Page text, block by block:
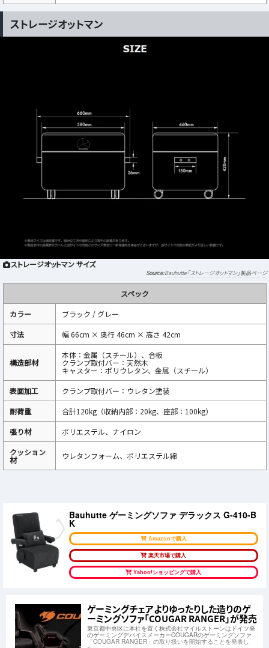
ストレージオットマン
ストレージオットマン サイズ
Bauhutte「ストレージオットマン」製品ページ
スペック
カラー
ブラック / グレー
寸法
幅 66cm × 奥行 46cm × 高さ 42cm
構造部材
本体：金属（スチール）、合板
クランプ取付バー：天然木
キャスター：ポリウレタン、金属（スチール）
表面加工
クランプ取付バー：ウレタン塗装
耐荷重
合計120kg（収納内部：20kg、座部：100kg）
張り材
ポリエステル、ナイロン
クッション
材 ウレタンフォーム、ポリエステル綿
Bauhutte ゲーミングソファ デラックス G-410-B
K
Amazonで購入
楽天市場で購入
Yahoo!ショッピングで購入
ゲーミングチェアよりゆったりした造りのゲ
ーミングソファ「COUGAR RANGER」が発売
東京都中央区に本社を置く株式会社マイルストーンはドイツ発
のゲーミングデバイスメーカーCOUGARのゲーミングソファ
「COUGAR RANGER」の取り扱いを開始することを発表し